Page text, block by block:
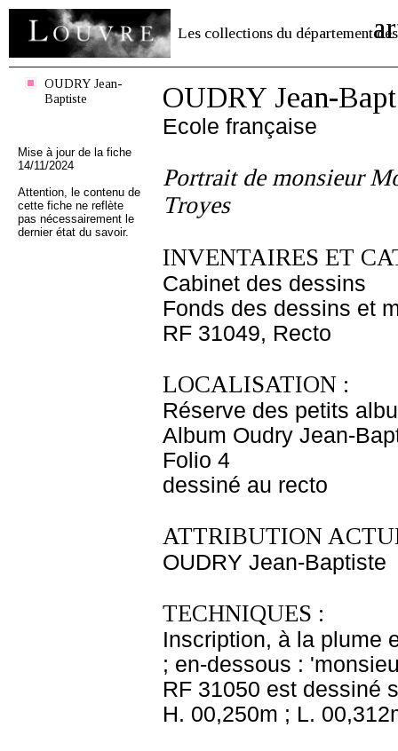
Les collections du département des
OUDRY Jean-
Baptiste
Mise à jour de la fiche
14/11/2024
Attention, le contenu de
cette fiche ne reflète
pas nécessairement le
dernier état du savoir.
OUDRY Jean-
Ecole française
Portrait de monsieur
Troyes
INVENTAIRES ET
Cabinet des dessins
Fonds des dessins et
RF 31049, Recto
LOCALISATION :
Réserve des petits
Album Oudry Jean-
Folio 4
dessiné au recto
ATTRIBUTION
OUDRY Jean-Baptiste
TECHNIQUES :
Inscription, à la plume
; en-dessous :
RF 31050 est dessiné
H. 00,250m ; L.